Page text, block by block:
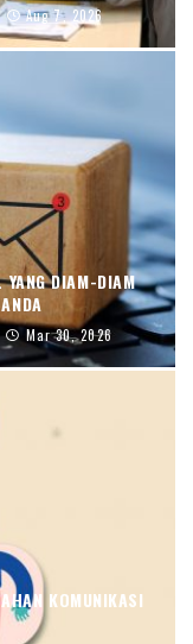
Aug 7, 2026
YANG DIAM-DIAM
Mar 30, 2026
KOMUNIKASI